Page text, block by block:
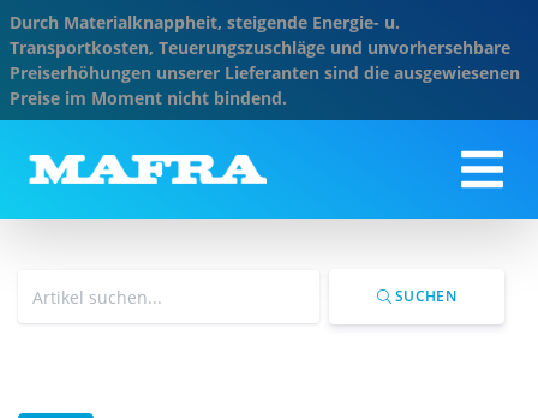
Durch Materialknappheit, steigende Energie- u.
Transportkosten, Teuerungszuschläge und unvorhersehbare
Preiserhöhungen unserer Lieferanten sind die ausgewiesenen
Preise im Moment nicht bindend.
SUCHEN